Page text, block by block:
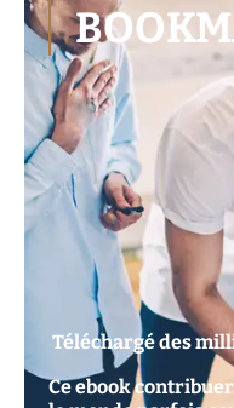
Téléchargé des
Ce ebook